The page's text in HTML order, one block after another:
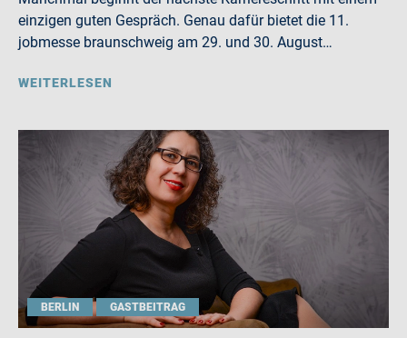
einzigen guten Gespräch. Genau dafür bietet die 11.
jobmesse braunschweig am 29. und 30. August…
WEITERLESEN
BERLIN GASTBEITRAG